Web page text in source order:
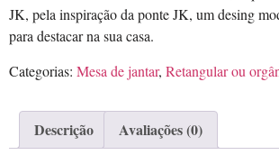
JK, pela inspiração da ponte JK, um desing
para destacar na sua casa.
Categorias: Mesa de jantar, Retangular ou
Descrição Avaliações (0)